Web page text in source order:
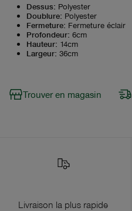
Dessus: Polyester
Doublure: Polyester
Fermeture: Fermeture éclair
Profondeur: 6cm
Hauteur: 14cm
Largeur: 36cm
Trouver en magasin
Livraison la plus rapide